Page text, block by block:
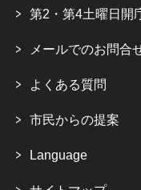
第2・第4土曜日開
メールでのお問合
よくある質問
市民からの提案
Language